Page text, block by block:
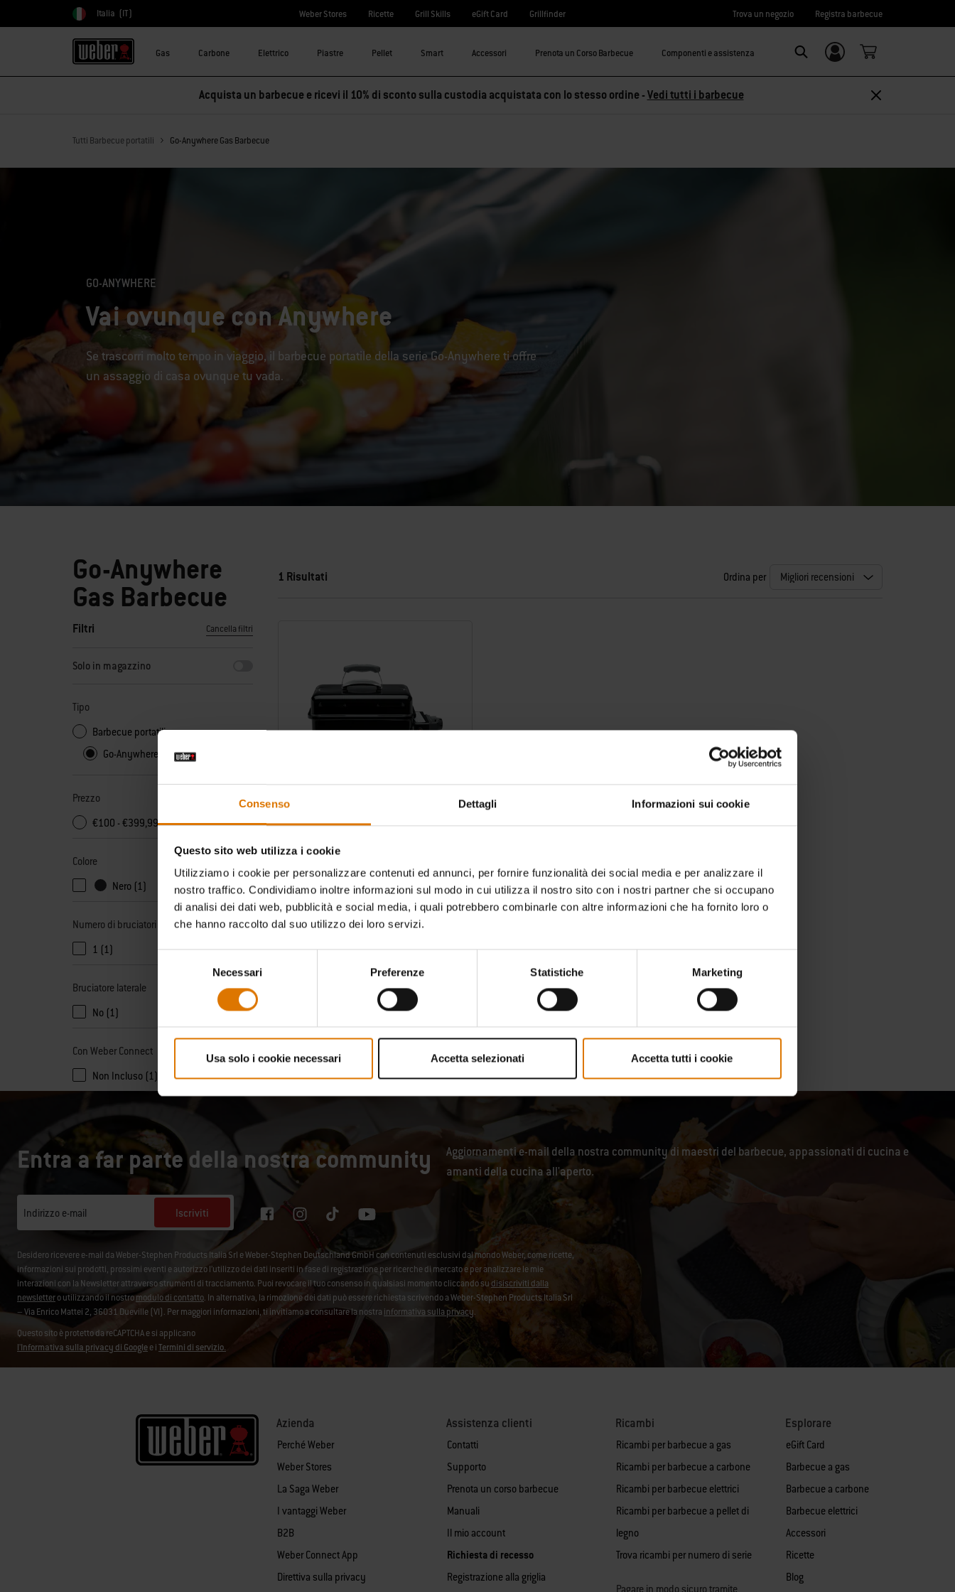
Consenso Dettagli Informazioni sui cookie
Questo sito web utilizza i cookie
Utilizziamo i cookie per personalizzare contenuti ed annunci, per fornire funzionalità dei social media e per analizzare il
nostro traffico. Condividiamo inoltre informazioni sul modo in cui utilizza il nostro sito con i nostri partner che si occupano
di analisi dei dati web, pubblicità e social media, i quali potrebbero combinarle con altre informazioni che ha fornito loro o
che hanno raccolto dal suo utilizzo dei loro servizi.
Necessari Preferenze Statistiche Marketing
Usa solo i cookie necessari Accetta selezionati Accetta tutti i cookie
Scegli paese
Italia (IT) Weber Stores Ricette Grill Skills eGift Card Grillfinder Trova un negozio Registra barbecue
Gas Carbone Elettrico Piastre Pellet Smart Accessori Prenota un Corso Barbecue Componenti e assistenza
Accedi/
Registrati
Acquista un barbecue e ricevi il 10% di sconto sulla custodia acquistata con lo stesso ordine -Vedi tutti i barbecue
Tutti Barbecue portatili Go-Anywhere Gas Barbecue
GO-ANYWHERE
Vai ovunque con Anywhere
Se trascorri molto tempo in viaggio, il barbecue portatile della serie Go-Anywhere ti offre
un assaggio di casa ovunque tu vada.
Go-Anywhere
Gas Barbecue
Filtri
Selezionando uno dei filtri, la pagina verrà aggiornata con nuovi risultati.
Cancella filtri
Solo in magazzino
Tipo
Barbecue portatili
Go-Anywhere Gas Barbecue
Prezzo
€100 - €399,99 (1)
Colore
Nero (1)
Numero di bruciatori
1 (1)
Bruciatore laterale
No (1)
Con Weber Connect
Non Incluso (1)
1 Risultati Ordina per
€ 179,99
IVA incl.
Color Options
Nero
Entra a far parte della nostra community
Aggiornamenti e-mail della nostra community di maestri del barbecue, appassionati di cucina e
amanti della cucina all'aperto.
Indirizzo e-mail Iscriviti
Desidero ricevere e-mail da Weber-Stephen Products Italia Srl e Weber-Stephen Deutschland GmbH con contenuti esclusivi dal mondo Weber, come ricette,
informazioni sui prodotti, prossimi eventi e autorizzo l’utilizzo dei dati inseriti in fase di registrazione per ricerche di mercato e per analizzare le mie
interazioni con la Newsletter attraverso strumenti di tracciamento. Puoi revocare il tuo consenso in qualsiasi momento cliccando su disiscriviti dalla
newslettero utilizzando il nostromodulo di contatto. In alternativa, la rimozione dei dati può essere richiesta scrivendo a Weber-Stephen Products Italia Srl
– Via Enrico Mattei 2, 36031 Dueville (VI). Per maggiori informazioni, ti invitiamo a consultare la nostra informativa sulla privacy.
Questo sito è protetto da reCAPTCHA e si applicano
l'Informativa sulla privacy di Googlee iTermini di servizio.
Azienda
Perché Weber
Weber Stores
La Saga Weber
I vantaggi Weber
B2B
Weber Connect App
Direttiva sulla privacy
Assistenza clienti
Contatti
Supporto
Prenota un corso barbecue
Manuali
Il mio account
Richiesta di recesso
Registrazione alla griglia
Ricambi
Ricambi per barbecue a gas
Ricambi per barbecue a carbone
Ricambi per barbecue elettrici
Ricambi per barbecue a pellet di
legno
Trova ricambi per numero di serie
Pagare in modo sicuro tramite
Esplorare
eGift Card
Barbecue a gas
Barbecue a carbone
Barbecue elettrici
Accessori
Ricette
Blog